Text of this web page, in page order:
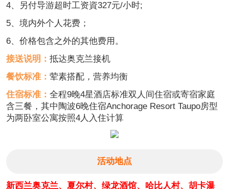
4、另付导游超时工资資327元/小时;
5、境内外个人花费；
6、价格包含之外的其他费用。
接送说明： 抵达奥克兰接机
餐饮标准： 荤素搭配，营养均衡
住宿标准： 全程9晚4星酒店标准双人间住宿或寄宿家庭
含三餐， 其中陶波6晚住宿Anchorage Resort Taupo房型
为两卧室公寓按照4人入住计算
活动地点
新西兰奥克兰、夏尔村、绿龙酒馆、哈比人村、胡卡瀑